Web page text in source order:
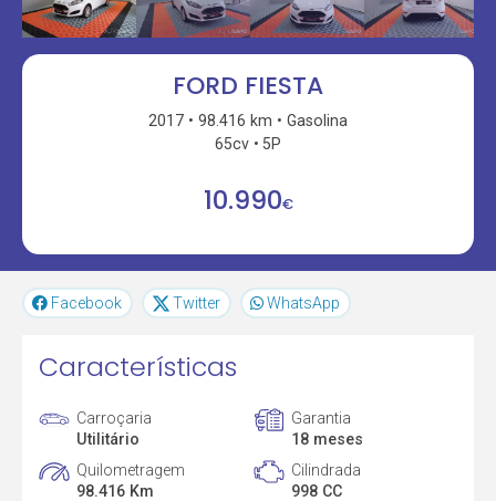
FORD FIESTA
2017 98.416 km
Gasolina
65cv
5P
10.990€
Facebook Twitter WhatsApp
Características
Carroçaria
Utilitário
Garantia
18 meses
Quilometragem
98.416 Km
Cilindrada
998 CC